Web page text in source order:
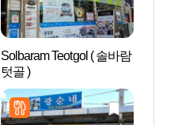
Solbaram Teotgol ( 솔바람
텃골 )